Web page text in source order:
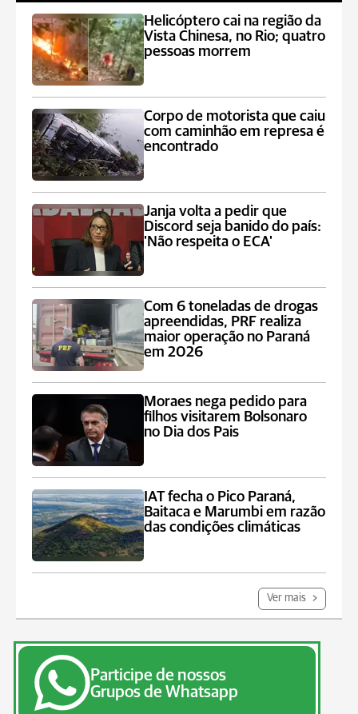
Helicóptero cai na região da
Vista Chinesa, no Rio; quatro
pessoas morrem
Corpo de motorista que caiu
com caminhão em represa é
encontrado
Janja volta a pedir que
Discord seja banido do país:
'Não respeita o ECA'
Com 6 toneladas de drogas
apreendidas, PRF realiza
maior operação no Paraná
em 2026
Moraes nega pedido para
filhos visitarem Bolsonaro
no Dia dos Pais
IAT fecha o Pico Paraná,
Baitaca e Marumbi em razão
das condições climáticas
Ver mais
Participe de nossos
Grupos de Whatsapp